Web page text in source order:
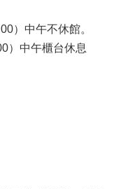
）中午不休館。
）中午櫃台休息